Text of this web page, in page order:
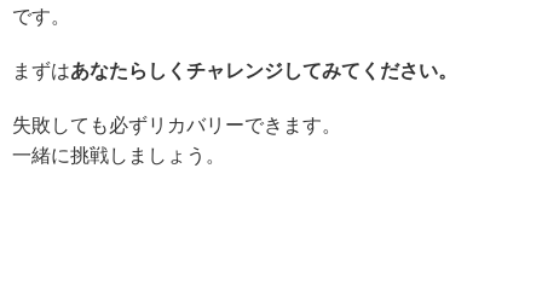
です。
まずはあなたらしくチャレンジしてみてください。
失敗しても必ずリカバリーできます。
一緒に挑戦しましょう。